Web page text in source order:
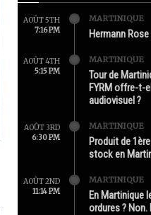
AOÛT 5TH
7:16 PM
MARTINIQUE
Hermann
AOÛT 4TH
5:15 PM
MARTINIQUE
Tour de
FYRM offre-t-
audiovisuel ?
AOÛT 3RD
6:30 PM
MARTINIQUE
Produit de
stock en
AOÛT 2ND
11:14 PM
MARTINIQUE
En Martinique
ordures ? Non.